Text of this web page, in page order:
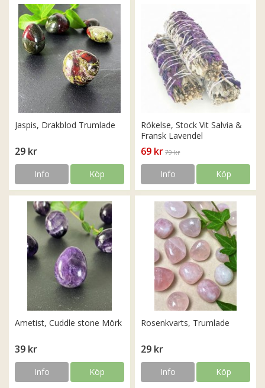
Jaspis, Drakblod Trumlade
29 kr
Info Köp
Rökelse, Stock Vit Salvia &
Fransk Lavendel
69 kr 79 kr
Info Köp
Ametist, Cuddle stone Mörk
39 kr
Info Köp
Rosenkvarts, Trumlade
29 kr
Info Köp